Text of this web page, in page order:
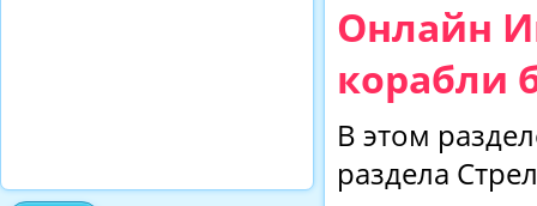
Онлайн
корабли
В этом
раздела